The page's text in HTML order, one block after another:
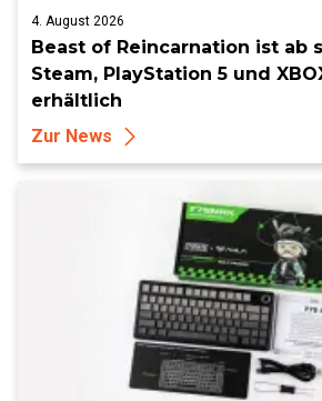
4. August 2026
Beast of Reincarnation ist ab
Steam, PlayStation 5 und
erhältlich
Zur News